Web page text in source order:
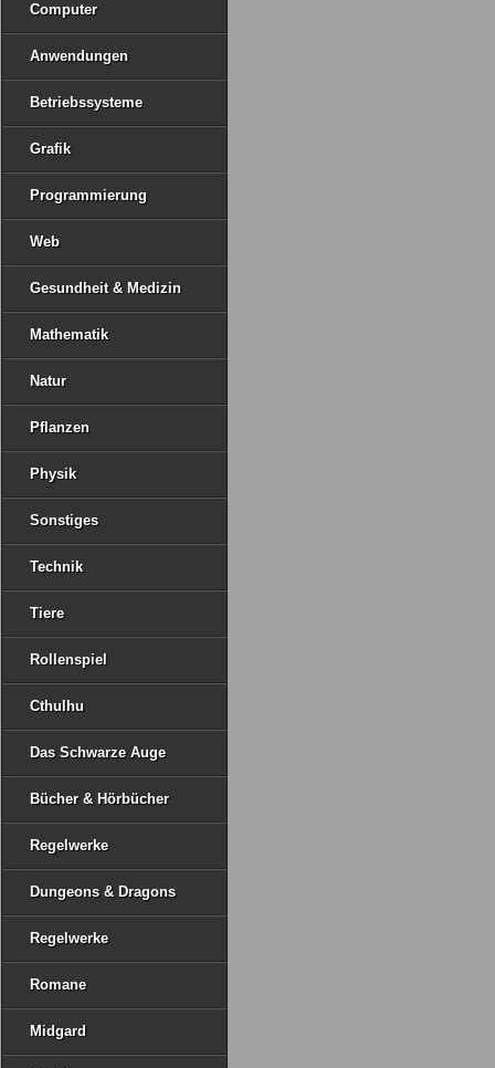
Computer
Anwendungen
Betriebssysteme
Grafik
Programmierung
Web
Gesundheit & Medizin
Mathematik
Natur
Pflanzen
Physik
Sonstiges
Technik
Tiere
Rollenspiel
Cthulhu
Das Schwarze Auge
Bücher & Hörbücher
Regelwerke
Dungeons & Dragons
Regelwerke
Romane
Midgard